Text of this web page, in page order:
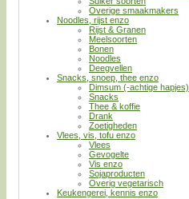
Overige smaakmakers
Noodles, rijst enzo
Rijst & Granen
Meelsoorten
Bonen
Noodles
Deegvellen
Snacks, snoep, thee enzo
Dimsum (-achtige hapjes)
Snacks
Thee & koffie
Drank
Zoetigheden
Vlees, vis, tofu enzo
Vlees
Gevogelte
Vis enzo
Sojaproducten
Overig vegetarisch
Keukengerei, kennis enzo